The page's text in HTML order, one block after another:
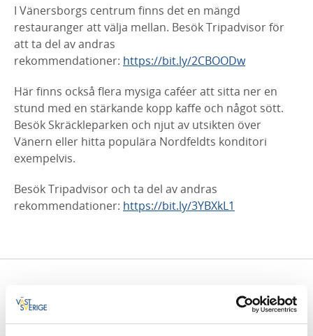
I Vänersborgs centrum finns det en mängd
restauranger att välja mellan. Besök Tripadvisor för
att ta del av andras
rekommendationer: https://bit.ly/2CBOODw
Här finns också flera mysiga caféer att sitta ner en
stund med en stärkande kopp kaffe och något sött.
Besök Skräckleparken och njut av utsikten över
Vänern eller hitta populära Nordfeldts konditori
exempelvis.
Besök Tripadvisor och ta del av andras
rekommendationer: https://bit.ly/3YBXkL1